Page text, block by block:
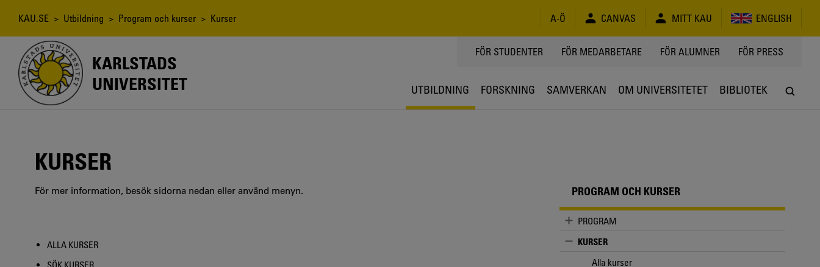
Länkstig
KAU.SE > Utbildning > Program och kurser > Kurser A-Ö CANVAS MITT KAU ENGLISH
KARLSTADS
UNIVERSITET
TOPPMENY
FÖR STUDENTER FÖR MEDARBETARE FÖR ALUMNER FÖR PRESS
UTBILDNING FORSKNING SAMVERKAN OM UNIVERSITETET BIBLIOTEK
KURSER
För mer information, besök sidorna nedan eller använd menyn.
ALLA KURSER
SÖK KURSER
PROGRAM OCH KURSER
PROGRAM
KURSER
Alla kurser